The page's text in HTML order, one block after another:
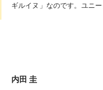
ギルイヌ」なのです。ユニ
内田 圭